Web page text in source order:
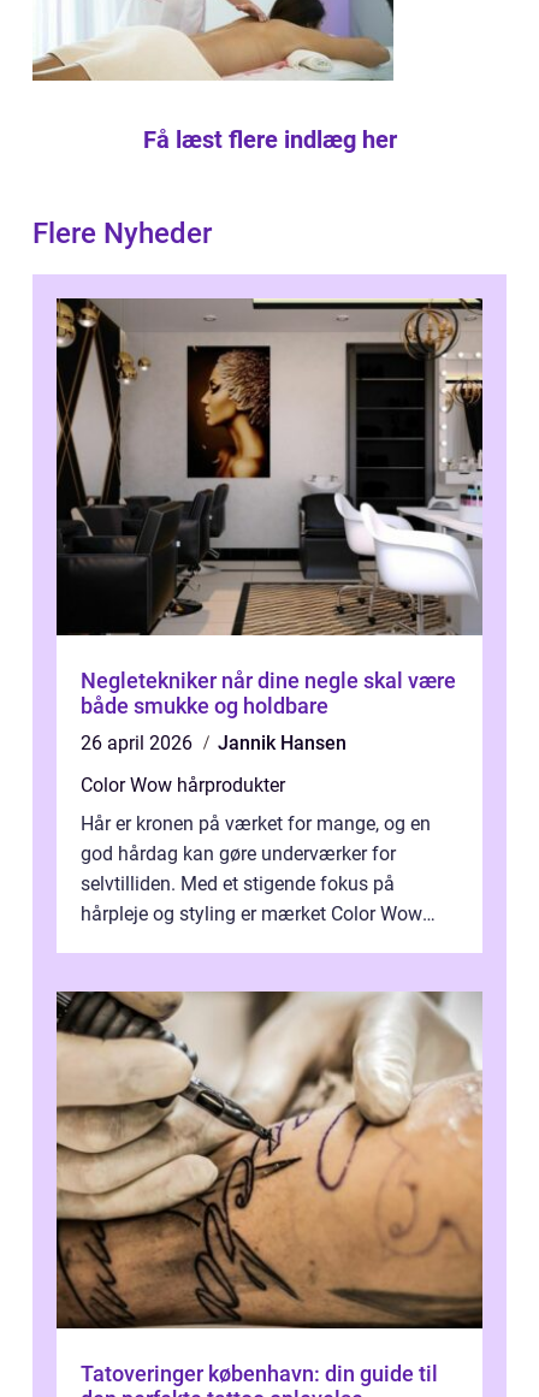
Få læst flere indlæg her
Flere Nyheder
Negletekniker når dine negle skal være
både smukke og holdbare
26 april 2026
Jannik Hansen
Color Wow hårprodukter
Hår er kronen på værket for mange, og en
god hårdag kan gøre underværker for
selvtilliden. Med et stigende fokus på
hårpleje og styling er mærket Color Wow
Tatoveringer københavn: din guide til